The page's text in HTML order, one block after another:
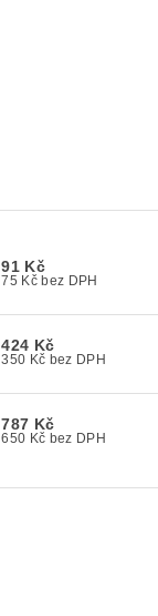
91 Kč
75 Kč bez DPH
424 Kč
350 Kč bez DPH
787 Kč
650 Kč bez DPH